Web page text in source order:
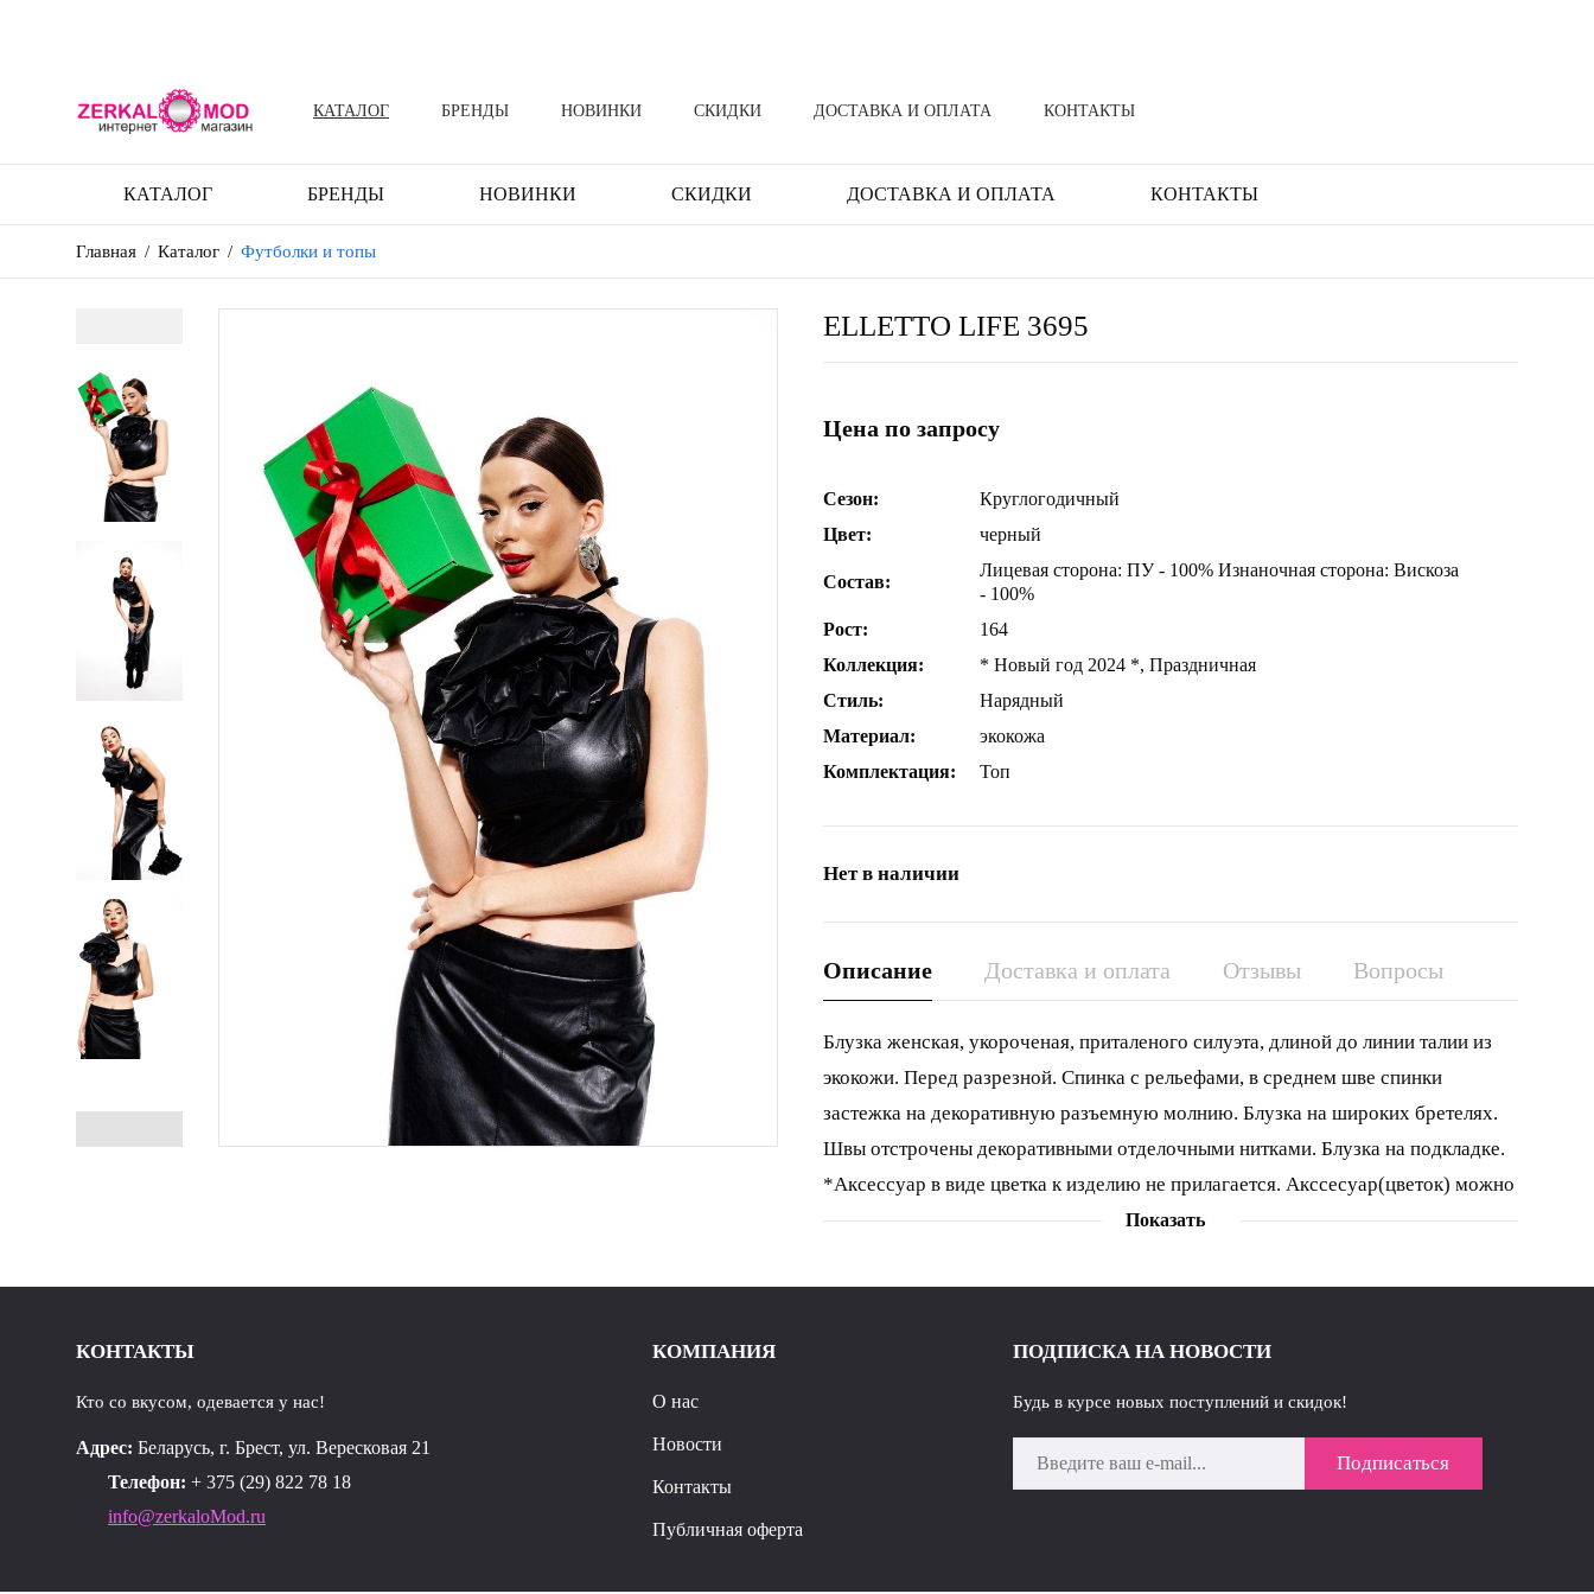
КАТАЛОГ БРЕНДЫ НОВИНКИ СКИДКИ ДОСТАВКА И ОПЛАТА КОНТАКТЫ
КАТАЛОГ БРЕНДЫ НОВИНКИ СКИДКИ ДОСТАВКА И ОПЛАТА КОНТАКТЫ
Главная / Каталог / Футболки и топы
ELLETTO LIFE 3695
Цена по запросу
Сезон:
Круглогодичный
Цвет:
черный
Состав:
Лицевая сторона: ПУ - 100% Изнаночная сторона: Вискоза
- 100%
Рост:
164
Коллекция:
* Новый год 2024 *, Праздничная
Стиль:
Нарядный
Материал:
экокожа
Комплектация:
Топ
Нет в наличии
Описание Доставка и оплата Отзывы Вопросы
Блузка женская, укороченая, приталеного силуэта, длиной до линии талии из
экокожи. Перед разрезной. Спинка с рельефами, в среднем шве спинки
застежка на декоративную разъемную молнию. Блузка на широких бретелях.
Швы отстрочены декоративными отделочными нитками. Блузка на подкладке.
*Аксессуар в виде цветка к изделию не прилагается. Акссесуар(цветок) можно
приобрести дополнительно модель 4006 длина изделия - 35 см параметры 42
Показать
КОНТАКТЫ
Кто со вкусом, одевается у нас!
Адрес: Беларусь, г. Брест, ул. Вересковая 21
Телефон: + 375 (29) 822 78 18
info@zerkaloMod.ru
КОМПАНИЯ
О нас
Новости
Контакты
Публичная оферта
ПОДПИСКА НА НОВОСТИ
Будь в курсе новых поступлений и скидок!
Подписаться